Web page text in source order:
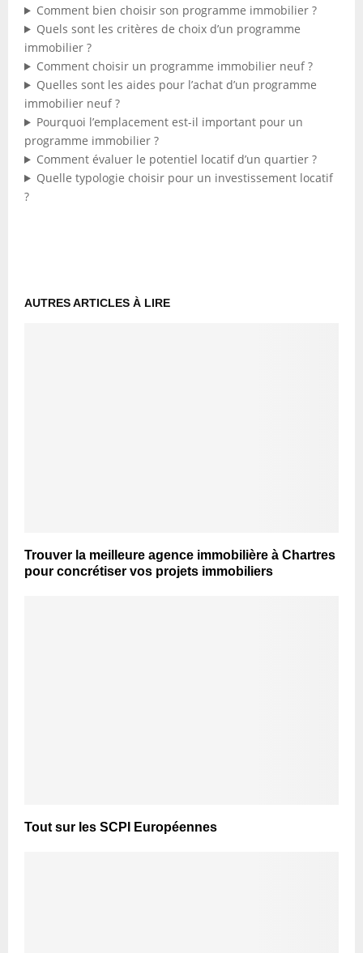
Comment bien choisir son programme immobilier ?
Quels sont les critères de choix d’un programme
immobilier ?
Comment choisir un programme immobilier neuf ?
Quelles sont les aides pour l’achat d’un programme
immobilier neuf ?
Pourquoi l’emplacement est-il important pour un
programme immobilier ?
Comment évaluer le potentiel locatif d’un quartier ?
Quelle typologie choisir pour un investissement locatif
?
AUTRES ARTICLES À LIRE
Trouver la meilleure agence immobilière à Chartres
pour concrétiser vos projets immobiliers
Tout sur les SCPI Européennes